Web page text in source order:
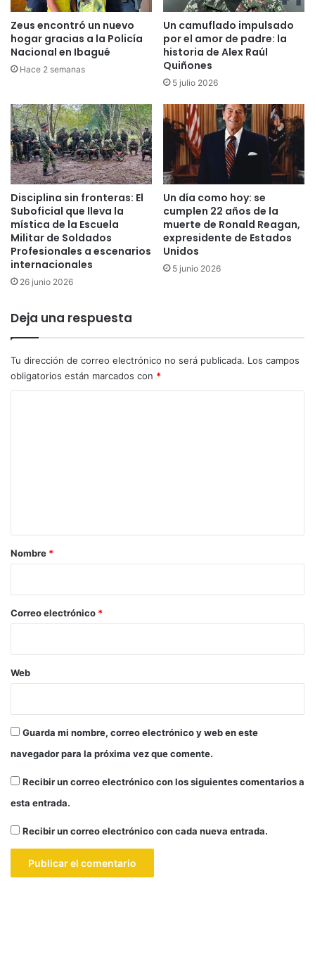
9
r
e
p
o
ó
e
l
I
N
S
e
n
e
l
T
o
l
m
i
o
n
a
l
B
o
x
e
o
Zeus encontró un nuevo
hogar gracias a la Policía
Nacional en Ibagué
Hace 2 semanas
Un camuflado impulsado
por el amor de padre: la
historia de Alex Raúl
Quiñones
5 julio 2026
Disciplina sin fronteras: El
Suboficial que lleva la
mística de la Escuela
Militar de Soldados
Profesionales a escenarios
internacionales
26 junio 2026
Un día como hoy: se
cumplen 22 años de la
muerte de Ronald Reagan,
expresidente de Estados
Unidos
5 junio 2026
Deja una respuesta
Tu dirección de correo electrónico no será publicada. Los campos
obligatorios están marcados con *
r
*
Nombre *
Correo electrónico *
Web
Guarda mi nombre, correo electrónico y web en este
navegador para la próxima vez que comente.
Recibir un correo electrónico con los siguientes comentarios a
esta entrada.
Recibir un correo electrónico con cada nueva entrada.